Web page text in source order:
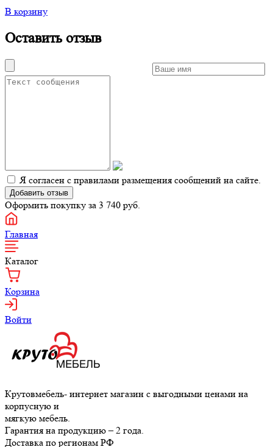
В корзину
Оставить отзыв
Я согласен с правилами размещения сообщений на сайте.
Оформить покупку за 3 740 руб.
Главная
Каталог
Корзина
Войти
Крутовмебель- интернет магазин с выгодными ценами на
корпусную и
мягкую мебель.
Гарантия на продукцию – 2 года.
Доставка по регионам РФ